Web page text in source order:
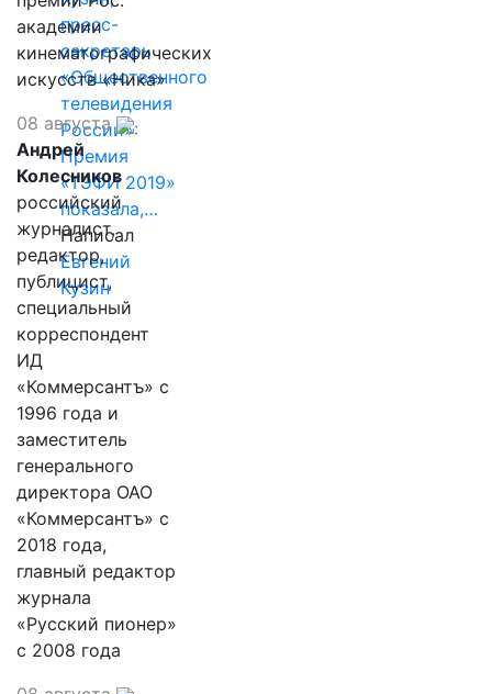
пресс-
секретарь
«Общественного
телевидения
России»:
Премия
«ТЭФИ 2019»
показала,…
Написал
Евгений
Кузин
академии
кинематографических
искусств «Ника»
08 августа
Андрей
Колесников
российский
журналист,
редактор,
публицист,
специальный
корреспондент
ИД
«Коммерсантъ» с
1996 года и
заместитель
генерального
директора ОАО
«Коммерсантъ» с
2018 года,
главный редактор
журнала
«Русский пионер»
с 2008 года